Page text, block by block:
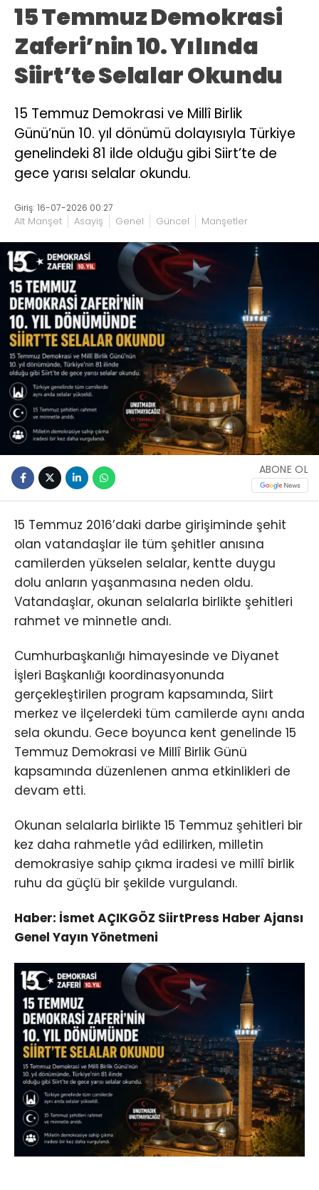
15 Temmuz Demokrasi
Zaferi’nin 10. Yılında
Siirt’te Selalar Okundu
15 Temmuz Demokrasi ve Millî Birlik
Günü’nün 10. yıl dönümü dolayısıyla Türkiye
genelindeki 81 ilde olduğu gibi Siirt’te de
gece yarısı selalar okundu.
Giriş: 16-07-2026 00:27
Alt Manşet Asayiş Genel Güncel Manşetler
ABONE OL
15 Temmuz 2016’daki darbe girişiminde şehit
olan vatandaşlar ile tüm şehitler anısına
camilerden yükselen selalar, kentte duygu
dolu anların yaşanmasına neden oldu.
Vatandaşlar, okunan selalarla birlikte şehitleri
rahmet ve minnetle andı.
Cumhurbaşkanlığı himayesinde ve Diyanet
İşleri Başkanlığı koordinasyonunda
gerçekleştirilen program kapsamında, Siirt
merkez ve ilçelerdeki tüm camilerde aynı anda
sela okundu. Gece boyunca kent genelinde 15
Temmuz Demokrasi ve Millî Birlik Günü
kapsamında düzenlenen anma etkinlikleri de
devam etti.
Okunan selalarla birlikte 15 Temmuz şehitleri bir
kez daha rahmetle yâd edilirken, milletin
demokrasiye sahip çıkma iradesi ve millî birlik
ruhu da güçlü bir şekilde vurgulandı.
Haber: İsmet AÇIKGÖZ SiirtPress Haber Ajansı
Genel Yayın Yönetmeni